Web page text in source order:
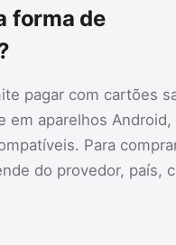
forma de
pagar com cartões
em aparelhos Android,
Para
do provedor, país,